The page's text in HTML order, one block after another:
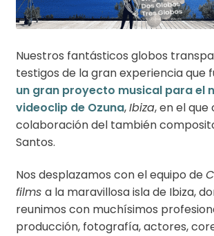
Nuestros fantásticos globos
testigos de la gran experiencia que
un gran proyecto musical para el
videoclip de Ozuna,Ibiza, en el
colaboración del también
Santos.
Nos desplazamos con el equipo de
films a la maravillosa isla de Ibiza,
reunimos con muchísimos
producción, fotografía, actores,